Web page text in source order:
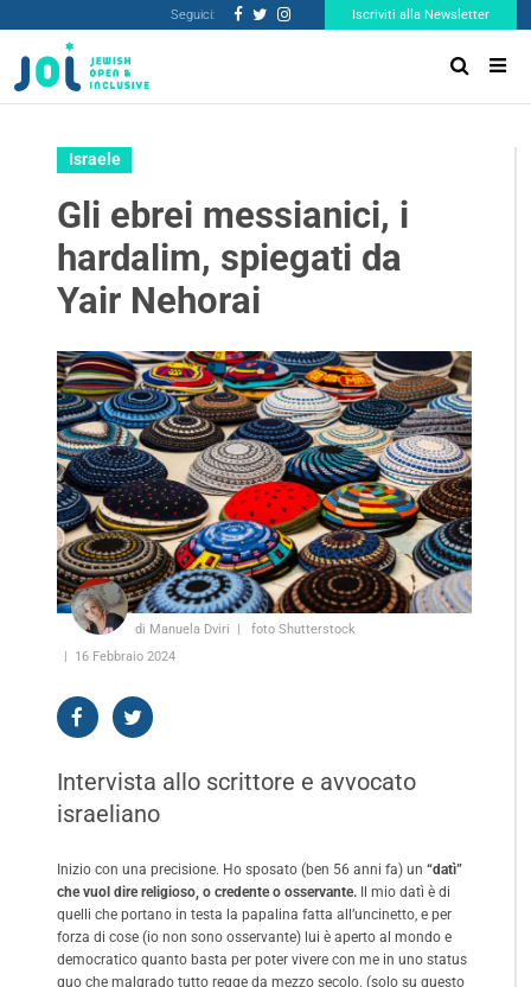
Seguici: Iscriviti alla Newsletter
Israele
Gli ebrei messianici, i
hardalim, spiegati da
Yair Nehorai
di Manuela Dviri
foto Shutterstock
16 Febbraio 2024
Intervista allo scrittore e avvocato
israeliano
Inizio con una precisione. Ho sposato (ben 56 anni fa) un “datì”
che vuol dire religioso, o credente o osservante. Il mio datì è di
quelli che portano in testa la papalina fatta all’uncinetto, e per
forza di cose (io non sono osservante) lui è aperto al mondo e
democratico quanto basta per poter vivere con me in uno status
quo che malgrado tutto regge da mezzo secolo. (solo su questo